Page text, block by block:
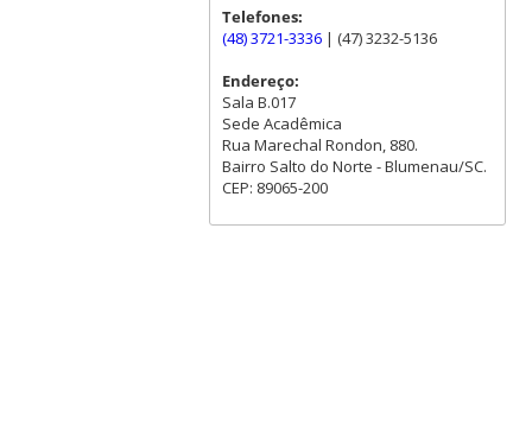
Telefones:
(48) 3721-3336| (47) 3232-5136
Endereço:
Sala B.017
Sede Acadêmica
Rua Marechal Rondon, 880.
Bairro Salto do Norte - Blumenau/SC.
CEP: 89065-200